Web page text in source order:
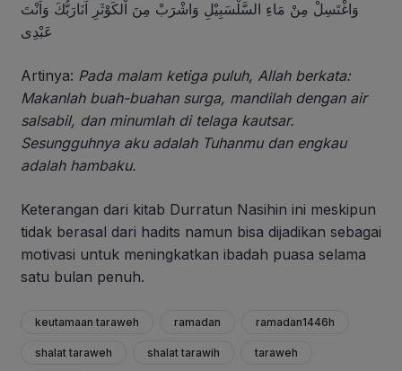
وَاغْتَسِلْ مِنْ مَاءِ السَّلْسَبِيْلِ وَاشْرَبْ مِنَ اْلكَوْثَرِ اَنَارَبُّكَ وَاَنْتَ
عَبْدِى
Artinya: Pada malam ketiga puluh, Allah berkata:
Makanlah buah-buahan surga, mandilah dengan air
salsabil, dan minumlah di telaga kautsar.
Sesungguhnya aku adalah Tuhanmu dan engkau
adalah hambaku.
Keterangan dari kitab Durratun Nasihin ini meskipun
tidak berasal dari hadits namun bisa dijadikan sebagai
motivasi untuk meningkatkan ibadah puasa selama
satu bulan penuh.
keutamaan taraweh ramadan ramadan1446h
shalat taraweh shalat tarawih taraweh